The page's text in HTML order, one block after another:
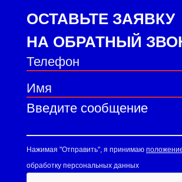
ОСТАВЬТЕ ЗАЯВКУ
НА ОБРАТНЫЙ
Нажимая "Отправить", я принимаю
обработку персональных данных